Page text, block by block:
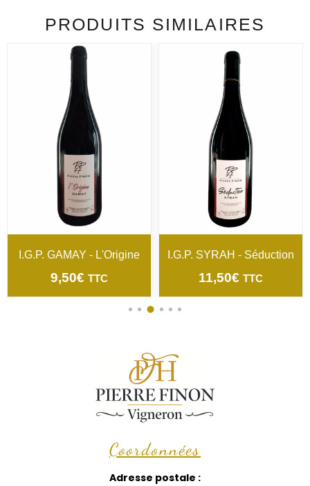
PRODUITS SIMILAIRES
I.G.P. GAMAY - L'Origine
9,50€ TTC
I.G.P. SYRAH - Séduction
11,50€ TTC
Coordonnées
Adresse postale :